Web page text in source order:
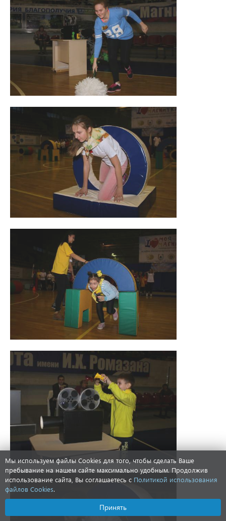
Мы используем файлы Cookies для того, чтобы сделать Ваше
пребывание на нашем сайте максимально удобным. Продолжив
использование сайта, Вы соглашаетесь с Политикой использования
файлов Cookies.
Принять